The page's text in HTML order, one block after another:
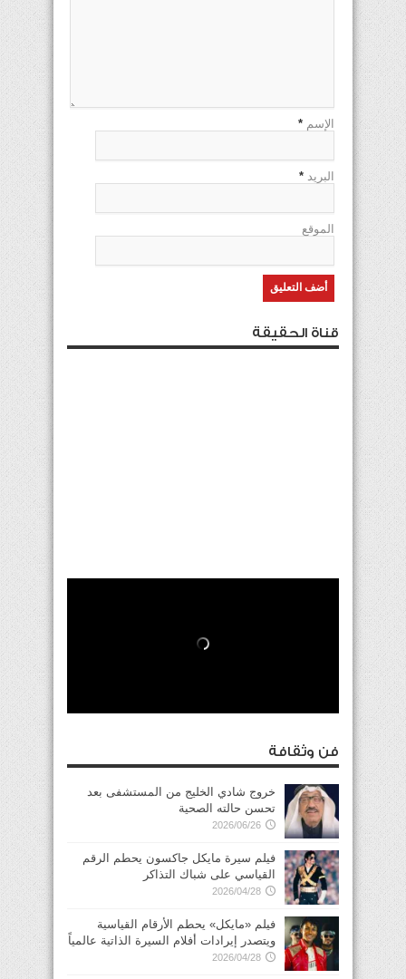
الإسم *
البريد *
الموقع
قناة الحقيقة
فن وثقافة
خروج شادي الخليج من المستشفى بعد
تحسن حالته الصحية
2026/06/26
فيلم سيرة مايكل جاكسون يحطم الرقم
القياسي على شباك التذاكر
2026/04/28
فيلم «مايكل» يحطم الأرقام القياسية
ويتصدر إيرادات أفلام السيرة الذاتية عالمياً
2026/04/28